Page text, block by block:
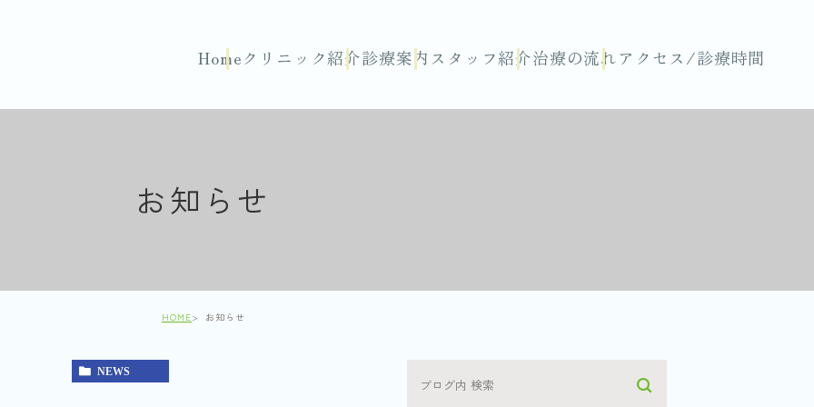
Homeクリニック紹介診療案内スタッフ紹介治療の流れアクセス/診療時間
お知らせ
HOME お知らせ
NEWS